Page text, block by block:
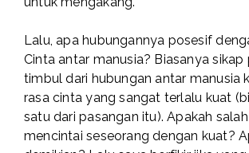
Lalu, apa hubungannya posesif
Cinta antar manusia? Biasanya
timbul dari hubungan antar manusia
rasa cinta yang sangat terlalu kuat
satu dari pasangan itu). Apakah
mencintai seseorang dengan kuat?